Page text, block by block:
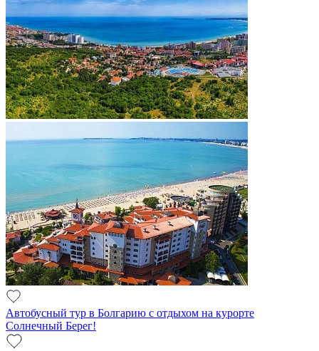
Автобусный тур в Болгарию с отдыхом на курорте
Солнечный Берег!